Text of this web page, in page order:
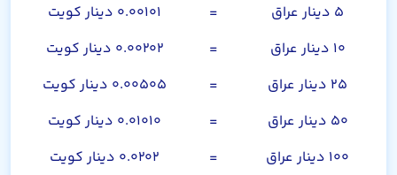
۵ دینار عراق
=
۰.۰۰۱۰۱ دینار کویت
۱۰ دینار عراق
=
۰.۰۰۲۰۲ دینار کویت
۲۵ دینار عراق
=
۰.۰۰۵۰۵ دینار کویت
۵۰ دینار عراق
=
۰.۰۱۰۱۰ دینار کویت
۱۰۰ دینار عراق
=
۰.۰۲۰۲ دینار کویت